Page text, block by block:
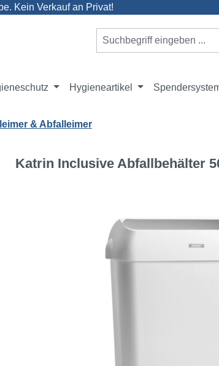
Kein Verkauf an Privat!
Hygieneartikel
& Abfalleimer
Katrin Inclusive Abfallbehälter